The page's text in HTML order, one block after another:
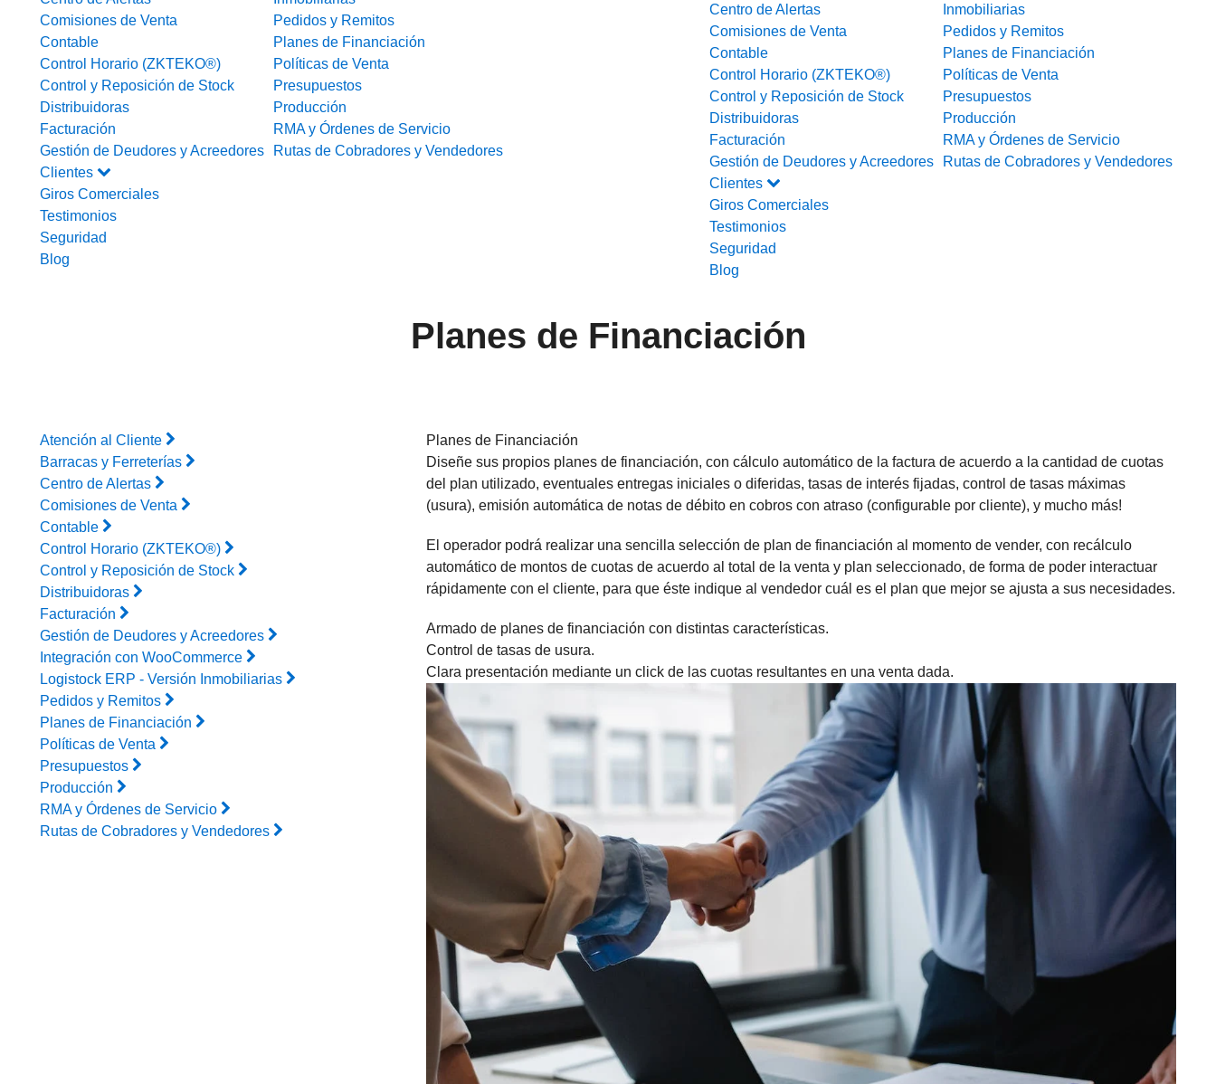
Comisiones de Venta
Contable
Control Horario (ZKTEKO®)
Control y Reposición de Stock
Distribuidoras
Facturación
Gestión de Deudores y Acreedores
Pedidos y Remitos
Planes de Financiación
Políticas de Venta
Presupuestos
Producción
RMA y Órdenes de Servicio
Rutas de Cobradores y Vendedores
Clientes
Giros Comerciales
Testimonios
Seguridad
Blog
Centro de Alertas
Comisiones de Venta
Contable
Control Horario (ZKTEKO®)
Control y Reposición de Stock
Distribuidoras
Facturación
Gestión de Deudores y Acreedores
Inmobiliarias
Pedidos y Remitos
Planes de Financiación
Políticas de Venta
Presupuestos
Producción
RMA y Órdenes de Servicio
Rutas de Cobradores y Vendedores
Clientes
Giros Comerciales
Testimonios
Seguridad
Blog
Planes de Financiación
Atención al Cliente
Barracas y Ferreterías
Centro de Alertas
Comisiones de Venta
Contable
Control Horario (ZKTEKO®)
Control y Reposición de Stock
Distribuidoras
Facturación
Gestión de Deudores y Acreedores
Integración con WooCommerce
Logistock ERP - Versión Inmobiliarias
Pedidos y Remitos
Planes de Financiación
Políticas de Venta
Presupuestos
Producción
RMA y Órdenes de Servicio
Rutas de Cobradores y Vendedores
Planes de Financiación
Diseñe sus propios planes de financiación, con cálculo automático de la factura de acuerdo a la cantidad de cuotas
del plan utilizado, eventuales entregas iniciales o diferidas, tasas de interés fijadas, control de tasas máximas
(usura), emisión automática de notas de débito en cobros con atraso (configurable por cliente), y mucho más!
El operador podrá realizar una sencilla selección de plan de financiación al momento de vender, con recálculo
automático de montos de cuotas de acuerdo al total de la venta y plan seleccionado, de forma de poder interactuar
rápidamente con el cliente, para que éste indique al vendedor cuál es el plan que mejor se ajusta a sus necesidades.
Armado de planes de financiación con distintas características.
Control de tasas de usura.
Clara presentación mediante un click de las cuotas resultantes en una venta dada.